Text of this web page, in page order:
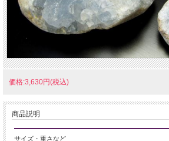
価格:3,630円(税込)
商品説明
サイズ・重さなど